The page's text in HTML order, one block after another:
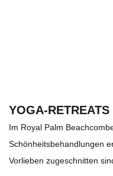
YOGA-RETREATS
Im Royal Palm
Schönheitsbehandlungen
Vorlieben zugeschnitten